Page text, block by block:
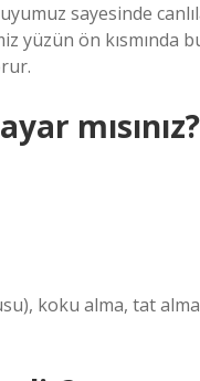
sayesinde
yüzün ön
mısınız?
koku alma, tat